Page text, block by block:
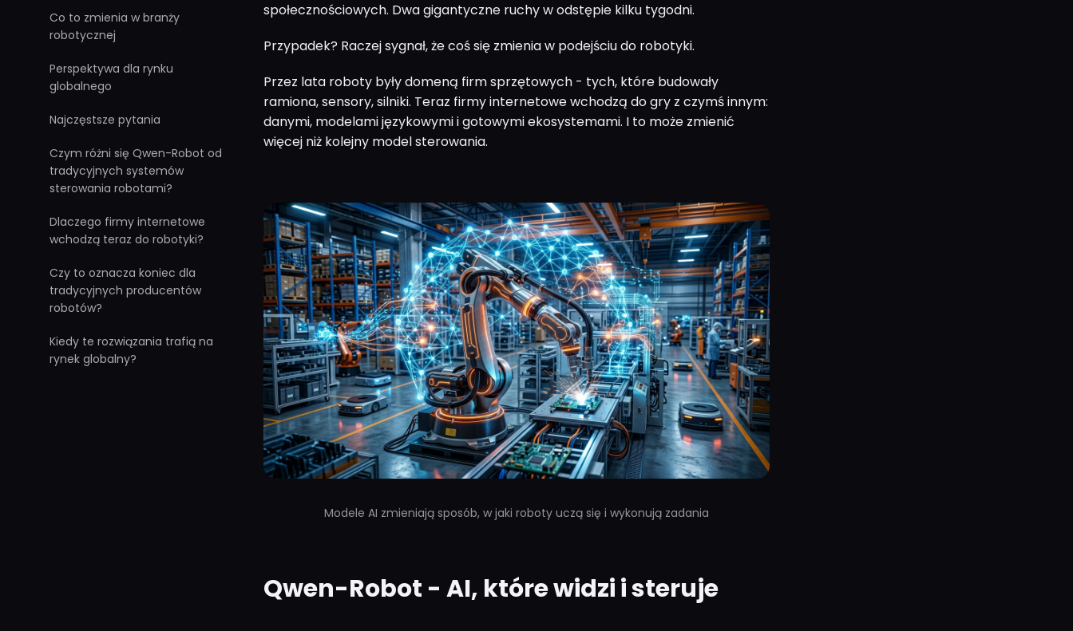
Co to zmienia w branży
robotycznej
Perspektywa dla rynku
globalnego
Najczęstsze pytania
Czym różni się Qwen-Robot od
tradycyjnych systemów
sterowania robotami?
Dlaczego firmy internetowe
wchodzą teraz do robotyki?
Czy to oznacza koniec dla
tradycyjnych producentów
robotów?
Kiedy te rozwiązania trafią na
rynek globalny?
społecznościowych. Dwa gigantyczne ruchy w odstępie kilku tygodni.
Przypadek? Raczej sygnał, że coś się zmienia w podejściu do robotyki.
Przez lata roboty były domeną firm sprzętowych - tych, które budowały
ramiona, sensory, silniki. Teraz firmy internetowe wchodzą do gry z czymś innym:
danymi, modelami językowymi i gotowymi ekosystemami. I to może zmienić
więcej niż kolejny model sterowania.
Modele AI zmieniają sposób, w jaki roboty uczą się i wykonują zadania
Qwen-Robot - AI, które widzi i steruje